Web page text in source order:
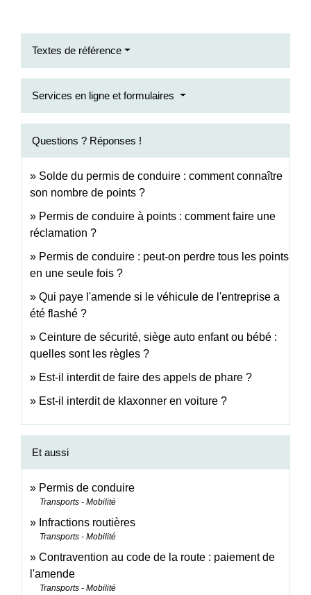
Textes de référence
Services en ligne et formulaires
Questions ? Réponses !
Solde du permis de conduire : comment connaître
son nombre de points ?
Permis de conduire à points : comment faire une
réclamation ?
Permis de conduire : peut-on perdre tous les points
en une seule fois ?
Qui paye l'amende si le véhicule de l'entreprise a
été flashé ?
Ceinture de sécurité, siège auto enfant ou bébé :
quelles sont les règles ?
Est-il interdit de faire des appels de phare ?
Est-il interdit de klaxonner en voiture ?
Et aussi
Permis de conduire
Transports - Mobilité
Infractions routières
Transports - Mobilité
Contravention au code de la route : paiement de
l'amende
Transports - Mobilité